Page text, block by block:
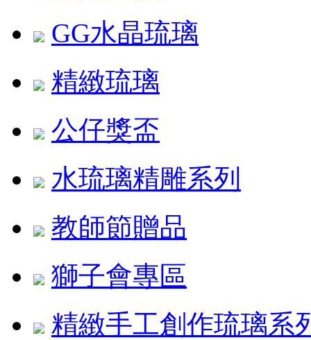
GG水晶琉璃
精緻琉璃
公仔獎盃
水琉璃精雕系列
教師節贈品
獅子會專區
精緻手工創作琉璃系